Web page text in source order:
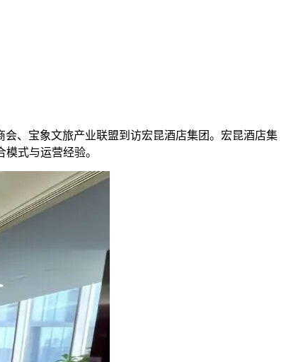
、宝象文旅产业联盟到访宏昆酒店集团。宏昆酒店集
式与运营经验。